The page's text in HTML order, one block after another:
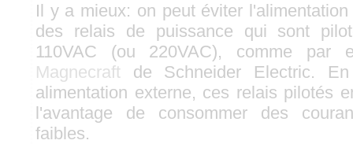
Il y a mieux: on peut éviter
des relais de puissance qui sont
110VAC (ou 220VAC), comme par
Magnecraft de Schneider Electric.
alimentation externe, ces relais pilotés
l'avantage de consommer des
faibles.